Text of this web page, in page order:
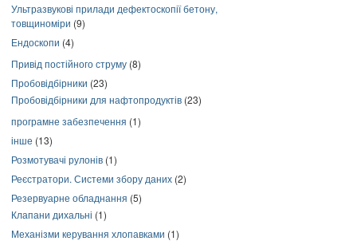
Ультразвукові прилади дефектоскопії бетону,
товщиноміри (9)
Ендоскопи (4)
Привід постійного струму (8)
Пробовідбірники (23)
Пробовідбірники для нафтопродуктів (23)
програмне забезпечення (1)
інше (13)
Розмотувачі рулонів (1)
Реєстратори. Системи збору даних (2)
Резервуарне обладнання (5)
Клапани дихальні (1)
Механізми керування хлопавками (1)